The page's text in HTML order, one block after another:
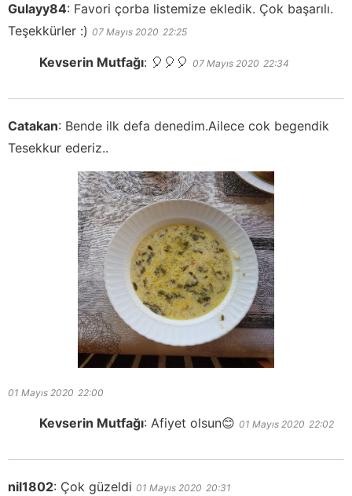
Gulayy84: Favori çorba listemize ekledik. Çok başarılı.
Teşekkürler :) 07 Mayıs 2020 22:25
Kevserin Mutfağı: 🎈🎈🎈 07 Mayıs 2020 22:34
Catakan: Bende ilk defa denedim.Ailece cok begendik
Tesekkur ederiz..
01 Mayıs 2020 22:00
Kevserin Mutfağı: Afiyet olsun😊 01 Mayıs 2020 22:02
nil1802: Çok güzeldi 01 Mayıs 2020 20:31